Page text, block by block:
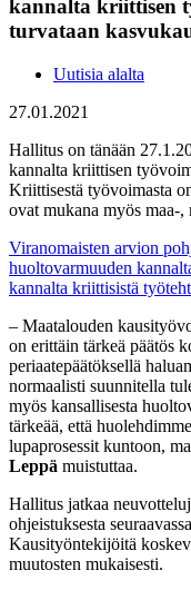
kannalta kriittisen
turvataan
Uutisia alalta
27.01.2021
Hallitus on tänään
kannalta kriittisen
Kriittisestä työvoimasta
ovat mukana myös maa-,
Viranomaisten arvion
huoltovarmuuden
kannalta kriittisistä
– Maatalouden
on erittäin tärkeä päätös
periaatepäätöksellä
normaalisti suunnitella
myös kansallisesta
tärkeää, että
lupaprosessit kuntoon,
Leppä muistuttaa.
Hallitus jatkaa
ohjeistuksesta
Kausityöntekijöitä
muutosten mukaisesti.